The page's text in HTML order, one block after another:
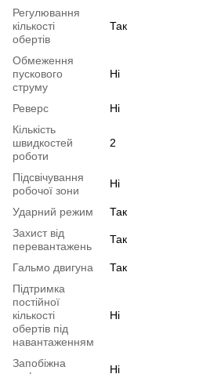
Регулювання
кількості
обертів
Так
Обмеження
пускового
струму
Ні
Реверс
Ні
Кількість
швидкостей
роботи
2
Підсвічування
робочої зони
Ні
Ударний режим
Так
Захист від
перевантажень
Так
Гальмо двигуна
Так
Підтримка
постійної
кількості
обертів під
навантаженням
Ні
Запобіжна
Ні